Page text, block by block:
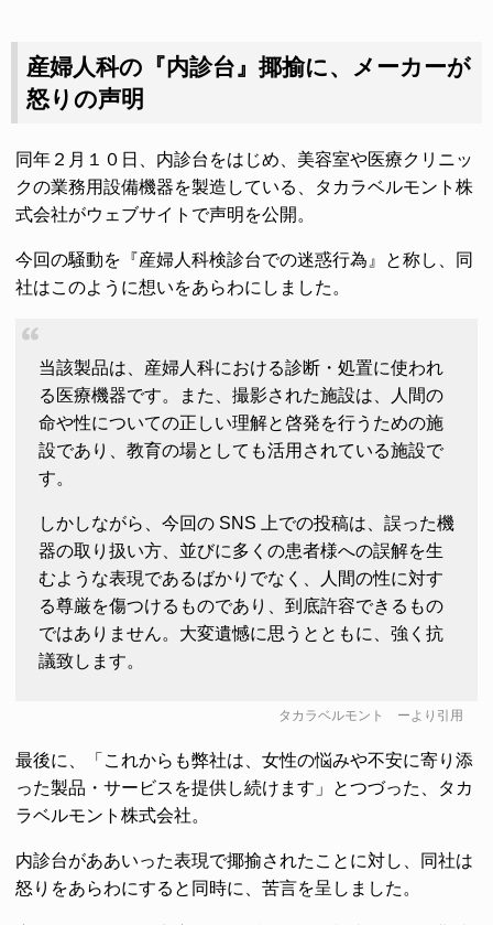
産婦人科の『内診台』揶揄に、メーカーが
怒りの声明
同年２月１０日、内診台をはじめ、美容室や医療クリニッ
クの業務用設備機器を製造している、タカラベルモント株
式会社がウェブサイトで声明を公開。
今回の騒動を『産婦人科検診台での迷惑行為』と称し、同
社はこのように想いをあらわにしました。
当該製品は、産婦人科における診断・処置に使われ
る医療機器です。また、撮影された施設は、人間の
命や性についての正しい理解と啓発を行うための施
設であり、教育の場としても活用されている施設で
す。
しかしながら、今回の SNS 上での投稿は、誤った機
器の取り扱い方、並びに多くの患者様への誤解を生
むような表現であるばかりでなく、人間の性に対す
る尊厳を傷つけるものであり、到底許容できるもの
ではありません。大変遺憾に思うとともに、強く抗
議致します。
タカラベルモント ーより引用
最後に、「これからも弊社は、女性の悩みや不安に寄り添
った製品・サービスを提供し続けます」とつづった、タカ
ラベルモント株式会社。
内診台がああいった表現で揶揄されたことに対し、同社は
怒りをあらわにすると同時に、苦言を呈しました。